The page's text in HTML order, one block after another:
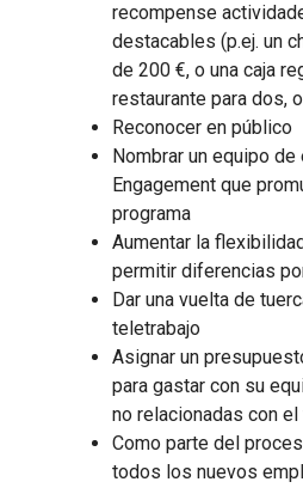
recompense
destacables (p.ej. un
de 200 €, o una caja
restaurante para dos,
Reconocer en público
Nombrar un equipo
Engagement que
programa
Aumentar la
permitir diferencias
Dar una vuelta de
teletrabajo
Asignar un
para gastar con su
no relacionadas con el
Como parte del
todos los nuevos